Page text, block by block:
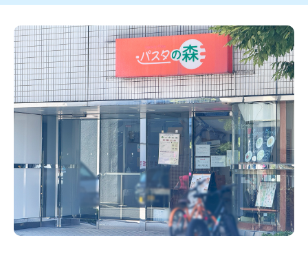
新潟市中央区 新潟市東区 新潟市西区
新潟市北区
新潟市南区
新潟市江南区 新潟市秋葉区
新潟市西蒲区
村上・関川
新発田・聖籠
胎内・粟島
三条・加茂・田上
五泉・阿賀野・阿賀
燕・弥彦
長岡・見附
小千谷・十日町・津南
魚沼・南魚沼・湯沢
柏崎・刈羽・出雲崎
上越・妙高・糸魚川
ご当地グルメ 食べ歩き テイクアウト
季節・期間限定
カフェ
居酒屋・バー
パスタ
パン・ベーカリー
タレカツ・豚カツ
デカ盛り・大盛り
旨辛・激辛
定食・町定食 海鮮・鮨
そば・うどん
日本酒・新潟清酒
ワイン・クラフトビール
ケーキ・パフェ
ビアガーデン・暑気払い
忘新年会・歓送迎会
セミナー・講演会 子ども向け 花火大会
入場無料
住宅展示場
完成見学会 学生スポーツ アルビレックス
リラクゼーション・整体
スキー場
リユース・買取
病院・クリニック
イオンモール
ラブラ万代・ラブラ2
ビルボードプレイスBP
新潟伊勢丹
ピア万代
リバーサイド千秋
パティオPATIO
冠婚葬祭
習い事・塾 通販・EC イベント
求人
官公庁・自治体
新潟市 チラシ
長岡・見附 チラシ
上越・妙高・糸魚川 チラシ
注目 チラシ
週末セール
火曜セール
オープン・リニューアルセール
周年祭・感謝祭セール
年末・初売りセール